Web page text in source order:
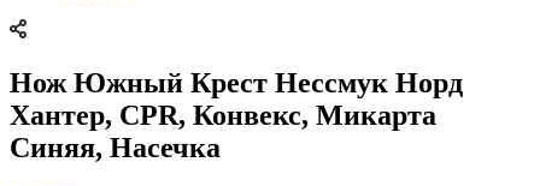
Нож Южный Крест Нессмук Норд
Хантер, CPR, Конвекс, Микарта
Синяя, Насечка